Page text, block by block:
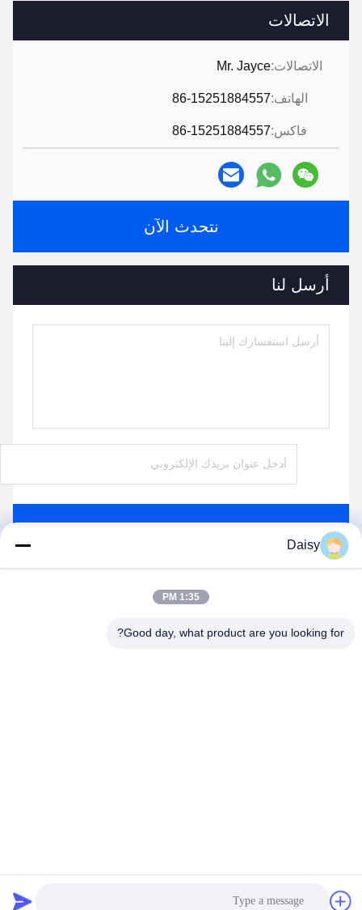
الاتصالات
الاتصالات:Mr. Jayce
الهاتف:86-15251884557
فاكس:86-15251884557
نتحدث الآن
أرسل لنا
Ltd. جميع الحقوق محفوظة
Daisy
1:35 PM
Good day, what product are you looking for?